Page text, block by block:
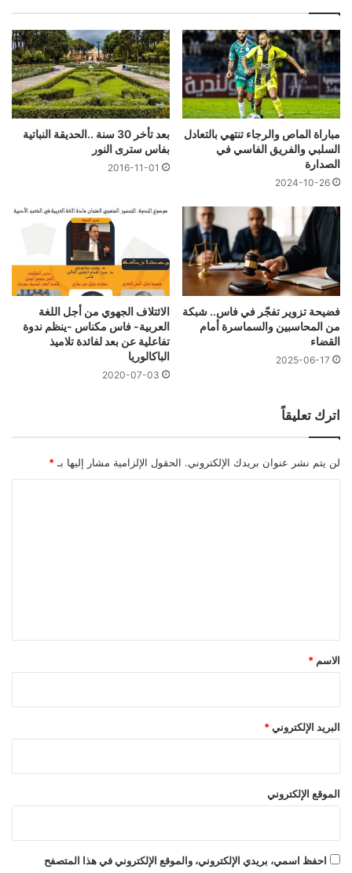
مباراة الماص والرجاء تنتهي بالتعادل
السلبي والفريق الفاسي في
الصدارة
2024-10-26
بعد تأخر 30 سنة ..الحديقة النباتية
بفاس سترى النور
2016-11-01
فضيحة تزوير تفجّر في فاس.. شبكة
من المحاسبين والسماسرة أمام
القضاء
2025-06-17
الائتلاف الجهوي من أجل اللغة
العربية- فاس مكناس -ينظم ندوة
تفاعلية عن بعد لفائدة تلاميذ
الباكالوريا
2020-07-03
اترك تعليقاً
لن يتم نشر عنوان بريدك الإلكتروني. الحقول الإلزامية مشار إليها بـ *
*
الاسم *
البريد الإلكتروني *
الموقع الإلكتروني
احفظ اسمي، بريدي الإلكتروني، والموقع الإلكتروني في هذا المتصفح